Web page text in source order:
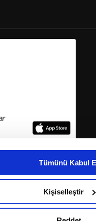
Tümünü Kabul
Kişiselleştir